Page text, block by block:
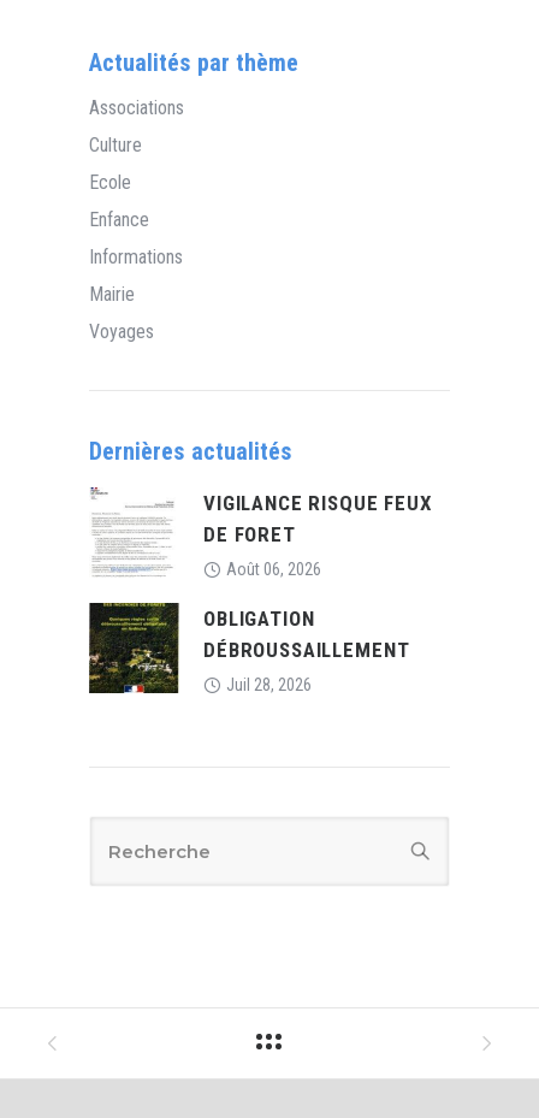
Actualités par thème
Associations
Culture
Ecole
Enfance
Informations
Mairie
Voyages
Dernières actualités
VIGILANCE RISQUE FEUX
DE FORET
Août 06, 2026
OBLIGATION
DÉBROUSSAILLEMENT
Juil 28, 2026